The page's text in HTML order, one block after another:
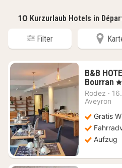
10 Kurzurlaub Hotels in
Filter
B&B
Bourran 1
€
,
Rodez ·
Aveyron
Gratis
Aufzug